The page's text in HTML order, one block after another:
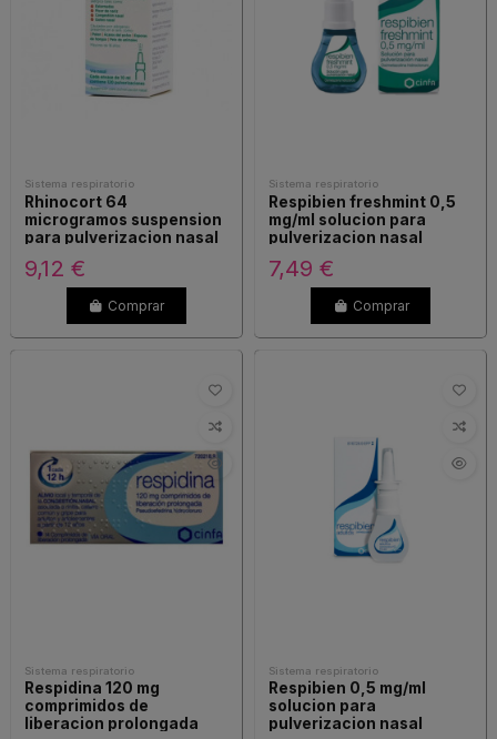
Sistema respiratorio
Rhinocort 64
microgramos suspension
para pulverizacion nasal
9,12 €
Comprar
Sistema respiratorio
Respibien freshmint 0,5
mg/ml solucion para
pulverizacion nasal
7,49 €
Comprar
Sistema respiratorio
Respidina 120 mg
comprimidos de
liberacion prolongada
Sistema respiratorio
Respibien 0,5 mg/ml
solucion para
pulverizacion nasal